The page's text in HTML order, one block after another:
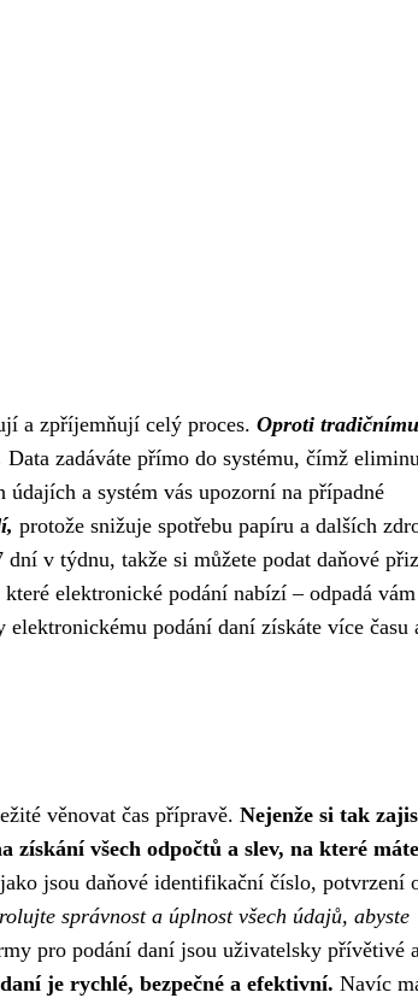
a zpříjemňují celý proces. Oproti tradičnímu
Data zadáváte přímo do systému, čímž
a systém vás upozorní na případné
protože snižuje spotřebu papíru a dalších
v týdnu, takže si můžete podat daňové
které elektronické podání nabízí – odpadá vám
podání daní získáte více času
věnovat čas přípravě. Nejenže si tak
získání všech odpočtů a slev, na které máte
jsou daňové identifikační číslo, potvrzení
správnost a úplnost všech údajů, abyste
pro podání daní jsou uživatelsky přívětivé
je rychlé, bezpečné a efektivní. Navíc